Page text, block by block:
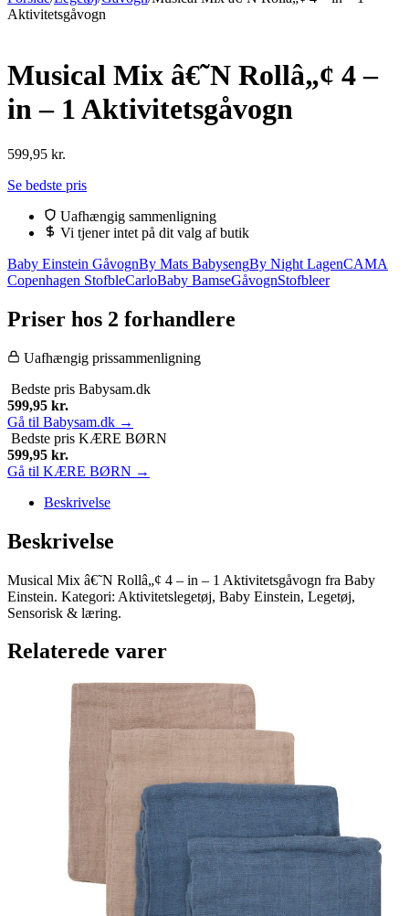
Aktivitetsgåvogn
Musical Mix â€˜N Rollâ„¢ 4 –
in – 1 Aktivitetsgåvogn
599,95 kr.
Se bedste pris
Uafhængig sammenligning
Vi tjener intet på dit valg af butik
Baby Einstein GåvognBy Mats BabysengBy Night LagenCAMA
Copenhagen StofbleCarloBaby BamseGåvognStofbleer
Priser hos 2 forhandlere
Uafhængig prissammenligning
Bedste pris Babysam.dk
599,95 kr.
Gå til Babysam.dk →
Bedste pris KÆRE BØRN
599,95 kr.
Gå til KÆRE BØRN →
Beskrivelse
Beskrivelse
Musical Mix â€˜N Rollâ„¢ 4 – in – 1 Aktivitetsgåvogn fra Baby
Einstein. Kategori: Aktivitetslegetøj, Baby Einstein, Legetøj,
Sensorisk & læring.
Relaterede varer